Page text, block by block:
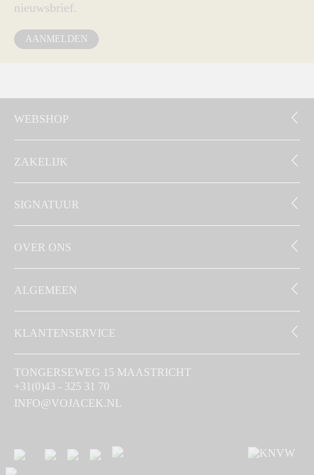
nieuwsbrief.
AANMELDEN
WEBSHOP
ZAKELIJK
SIGNATUUR
OVER ONS
ALGEMEEN
KLANTENSERVICE
TONGERSEWEG 15 MAASTRICHT
+31(0)43 - 325 31 70
INFO@VOJACEK.NL